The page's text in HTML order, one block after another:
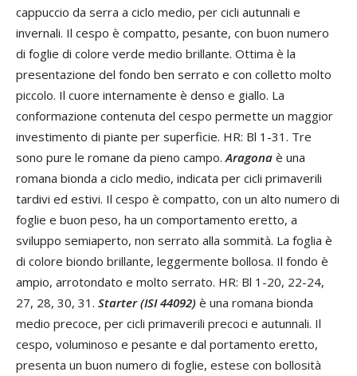
cappuccio da serra a ciclo medio, per cicli autunnali e
invernali. Il cespo è compatto, pesante, con buon numero
di foglie di colore verde medio brillante. Ottima è la
presentazione del fondo ben serrato e con colletto molto
piccolo. Il cuore internamente è denso e giallo. La
conformazione contenuta del cespo permette un maggior
investimento di piante per superficie. HR: Bl 1-31. Tre
sono pure le romane da pieno campo. Aragona è una
romana bionda a ciclo medio, indicata per cicli primaverili
tardivi ed estivi. Il cespo è compatto, con un alto numero di
foglie e buon peso, ha un comportamento eretto, a
sviluppo semiaperto, non serrato alla sommità. La foglia è
di colore biondo brillante, leggermente bollosa. Il fondo è
ampio, arrotondato e molto serrato. HR: Bl 1-20, 22-24,
27, 28, 30, 31. Starter (ISI 44092) è una romana bionda
medio precoce, per cicli primaverili precoci e autunnali. Il
cespo, voluminoso e pesante e dal portamento eretto,
presenta un buon numero di foglie, estese con bollosità